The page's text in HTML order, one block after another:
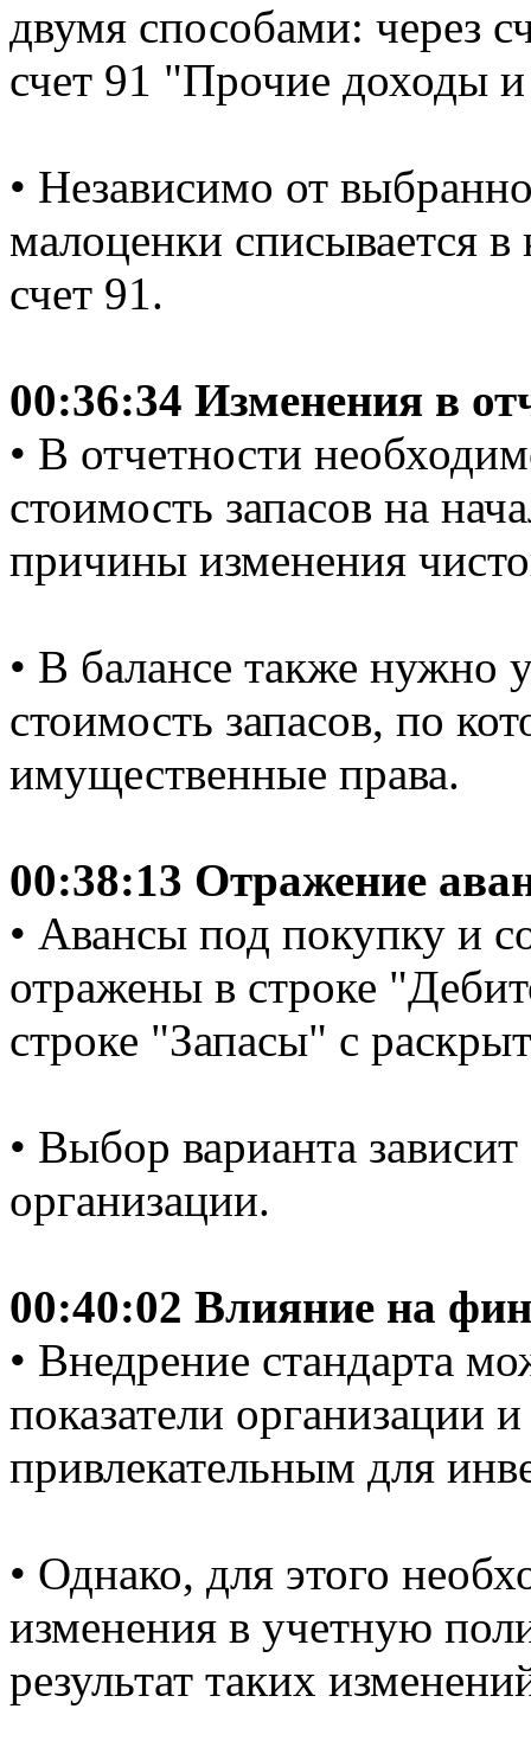
двумя способами: через
счет 91 "Прочие доходы
• Независимо от
малоценки списывается в
счет 91.
00:36:34 Изменения в
• В отчетности
стоимость запасов на
причины изменения
• В балансе также нужно
стоимость запасов, по
имущественные права.
00:38:13 Отражение
• Авансы под покупку и
отражены в строке
строке "Запасы" с
• Выбор варианта
организации.
00:40:02 Влияние на
• Внедрение стандарта
показатели организации
привлекательным для
• Однако, для этого
изменения в учетную
результат таких